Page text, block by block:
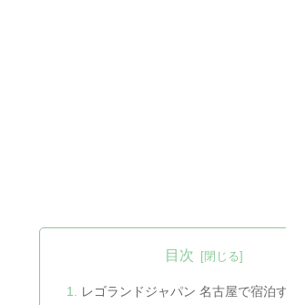
目次
レゴランドジャパン 名古屋で宿泊